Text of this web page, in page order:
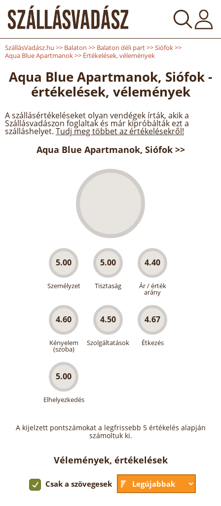
SzállásVadász.hu >> Balaton >> Balaton déli part>>Siófok>>
Aqua Blue Apartmanok>> Értékelések, vélemények
Aqua Blue Apartmanok, Siófok -
értékelések, vélemények
A szállásértékeléseket olyan vendégek írták, akik a
Szállásvadászon foglaltak és már kipróbálták ezt a
szálláshelyet. Tudj meg többet az értékelésekről!
Aqua Blue Apartmanok, Siófok >>
5.00
Személyzet
5.00
Tisztaság
4.40
Ár / érték
arány
4.60
Kényelem
(szoba)
4.50
Szolgáltatások
4.67
Étkezés
5.00
Elhelyezkedés
A kijelzett pontszámokat a legfrissebb 5 értékelés alapján
számoltuk ki.
Vélemények, értékelések
Csak a szövegesek